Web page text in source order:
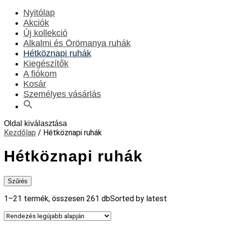
Nyitólap
Akciók
Új kollekció
Alkalmi és Örömanya ruhák
Hétköznapi ruhák
Kiegészítők
A fiókom
Kosár
Személyes vásárlás
Oldal kiválasztása
Kezdőlap / Hétköznapi ruhák
Hétköznapi ruhák
Szűrés
1–21 termék, összesen 261 dbSorted by latest